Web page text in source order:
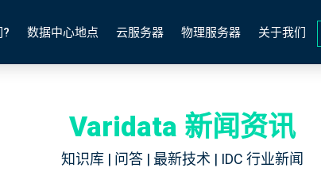
? 数据中心地点 云服务器 物理服务器 关于我们
Varidata 新闻资讯
知识库 | 问答 | 最新技术 | IDC 行业新闻